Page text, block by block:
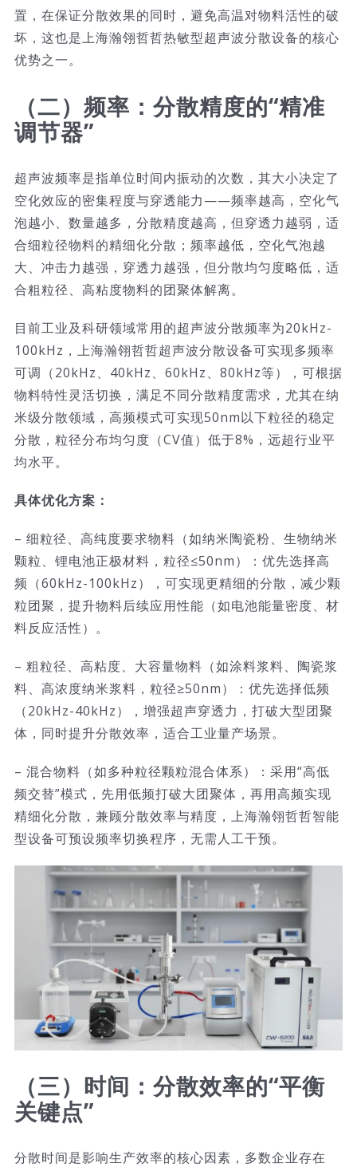
置，在保证分散效果的同时，避免高温对物料活性的破
坏，这也是上海瀚翎哲哲热敏型超声波分散设备的核心
优势之一。
（二）频率：分散精度的“精准
调节器”
超声波频率是指单位时间内振动的次数，其大小决定了
空化效应的密集程度与穿透能力——频率越高，空化气
泡越小、数量越多，分散精度越高，但穿透力越弱，适
合细粒径物料的精细化分散；频率越低，空化气泡越
大、冲击力越强，穿透力越强，但分散均匀度略低，适
合粗粒径、高粘度物料的团聚体解离。
目前工业及科研领域常用的超声波分散频率为20kHz-
100kHz，上海瀚翎哲哲超声波分散设备可实现多频率
可调（20kHz、40kHz、60kHz、80kHz等），可根据
物料特性灵活切换，满足不同分散精度需求，尤其在纳
米级分散领域，高频模式可实现50nm以下粒径的稳定
分散，粒径分布均匀度（CV值）低于8%，远超行业平
均水平。
具体优化方案：
– 细粒径、高纯度要求物料（如纳米陶瓷粉、生物纳米
颗粒、锂电池正极材料，粒径≤50nm）：优先选择高
频（60kHz-100kHz），可实现更精细的分散，减少颗
粒团聚，提升物料后续应用性能（如电池能量密度、材
料反应活性）。
– 粗粒径、高粘度、大容量物料（如涂料浆料、陶瓷浆
料、高浓度纳米浆料，粒径≥50nm）：优先选择低频
（20kHz-40kHz），增强超声穿透力，打破大型团聚
体，同时提升分散效率，适合工业量产场景。
– 混合物料（如多种粒径颗粒混合体系）：采用“高低
频交替”模式，先用低频打破大团聚体，再用高频实现
精细化分散，兼顾分散效率与精度，上海瀚翎哲哲智能
型设备可预设频率切换程序，无需人工干预。
（三）时间：分散效率的“平衡
关键点”
分散时间是影响生产效率的核心因素，多数企业存在